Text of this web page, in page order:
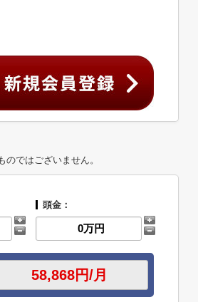
ではございません。
頭金：